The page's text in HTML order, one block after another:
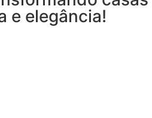
e elegância!